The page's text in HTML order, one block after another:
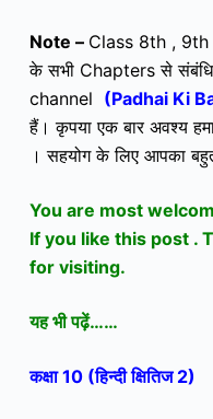
Note – Class 8th , 9th
के सभी Chapters से
channel (Padhai Ki
हैं। कृपया एक बार अवश्य
। सहयोग के लिए आपका
You are most
If you like this post .
for visiting.
यह भी पढ़ें……
कक्षा 10 (हिन्दी क्षितिज 2)